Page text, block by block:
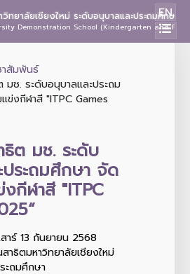
วิทยาลัยเชียงใหม่ ระดับอนุบาลและประถมศึกษา
Demonstration School (Kindergarten and
EN
าสัมพันธ์
มช. ระดับอนุบาลและประถม
ข่งกีฬาสี "ITPC Games
ธิต มช. ระดับ
ระถมศึกษา จัด
กีฬาสี "ITPC
าร์ 13 กันยายน 2568
าธิตมหาวิทยาลัยเชียงใหม่
ะถมศึกษา